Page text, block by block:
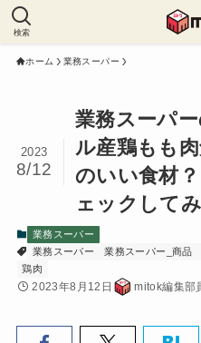
検索
ホーム 業務スーパー
業務スーパ
ル産鶏もも
のいい食材
ェックして
2023
8/12
業務スーパー
業務スーパー
業務スーパー_商品
鶏肉
2023年8月12日 mitok編集部